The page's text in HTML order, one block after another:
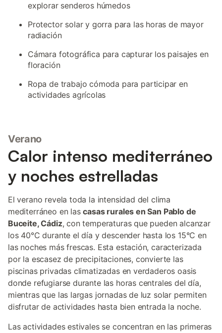
explorar senderos húmedos
Protector solar y gorra para las horas de mayor
radiación
Cámara fotográfica para capturar los paisajes en
floración
Ropa de trabajo cómoda para participar en
actividades agrícolas
Verano
Calor intenso mediterráneo
y noches estrelladas
El verano revela toda la intensidad del clima
mediterráneo en lascasas rurales en San Pablo de
Buceite, Cádiz, con temperaturas que pueden alcanzar
los 40°C durante el día y descender hasta los 15°C en
las noches más frescas. Esta estación, caracterizada
por la escasez de precipitaciones, convierte las
piscinas privadas climatizadas en verdaderos oasis
donde refugiarse durante las horas centrales del día,
mientras que las largas jornadas de luz solar permiten
disfrutar de actividades hasta bien entrada la noche.
Las actividades estivales se concentran en las primeras